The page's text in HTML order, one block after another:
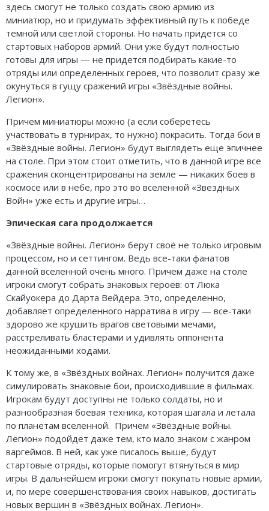
здесь смогут не только создать свою армию из
миниатюр, но и придумать эффективный путь к победе
темной или светлой стороны. Но начать придется со
стартовых наборов армий. Они уже будут полностью
готовы для игры — не придется подбирать какие-то
отряды или определенных героев, что позволит сразу же
окунуться в гущу сражений игры «Звёздные войны.
Легион».
Причем миниатюры можно (а если соберетесь
участвовать в турнирах, то нужно) покрасить. Тогда бои в
«Звёздные войны. Легион» будут выглядеть еще эпичнее
на столе. При этом стоит отметить, что в данной игре все
сражения сконцентрированы на земле — никаких боев в
космосе или в небе, про это во вселенной «Звездных
Войн» уже есть и другие игры…
Эпическая сага продолжается
«Звёздные войны. Легион» берут своё не только игровым
процессом, но и сеттингом. Ведь все-таки фанатов
данной вселенной очень много. Причем даже на столе
игроки смогут собрать знаковых героев: от Люка
Скайуокера до Дарта Вейдера. Это, определенно,
добавляет определенного нарратива в игру — все-таки
здорово же крушить врагов световыми мечами,
расстреливать бластерами и удивлять оппонента
неожиданными ходами.
К тому же, в «Звёздных войнах. Легион» получится даже
симулировать знаковые бои, происходившие в фильмах.
Игрокам будут доступны не только солдаты, но и
разнообразная боевая техника, которая шагала и летала
по планетам вселенной. Причем «Звёздные войны.
Легион» подойдет даже тем, кто мало знаком с жанром
варгеймов. В ней, как уже писалось выше, будут
стартовые отряды, которые помогут втянуться в мир
игры. В дальнейшем игроки смогут покупать новые армии,
и, по мере совершенствования своих навыков, достигать
новых вершин в «Звёздных войнах. Легион».